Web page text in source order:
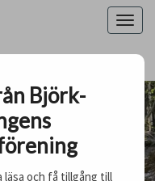
Björk-
och få tillgång till